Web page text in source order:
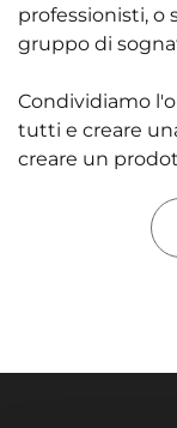
professionisti, o
gruppo di
Condividiamo
tutti e creare
creare un